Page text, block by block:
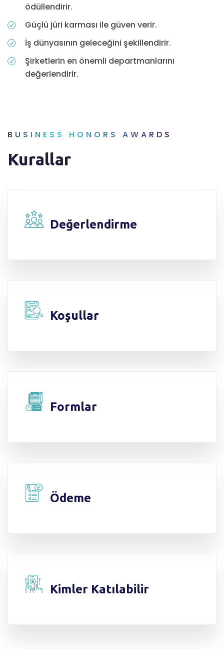
ödüllendirir.
Güçlü jüri karması ile güven verir.
İş dünyasının geleceğini şekillendirir.
Şirketlerin en önemli departmanlarını
değerlendirir.
BUSINESS HONORS AWARDS
Kurallar
Değerlendirme
Koşullar
Formlar
Ödeme
Kimler Katılabilir